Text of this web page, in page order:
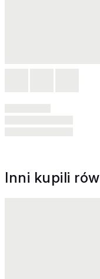
Inni kupili